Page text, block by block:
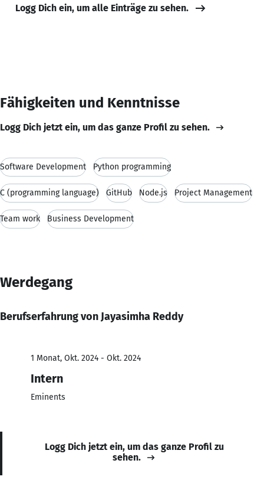
Logg Dich ein, um alle Einträge zu sehen.
Fähigkeiten und Kenntnisse
Logg Dich jetzt ein, um das ganze Profil zu sehen.
Software Development Python programming
C (programming language) GitHub Node.js Project Management
Team work Business Development
Werdegang
Berufserfahrung von Jayasimha Reddy
1 Monat, Okt. 2024 - Okt. 2024
Intern
Eminents
Logg Dich jetzt ein, um das ganze Profil zu
sehen.